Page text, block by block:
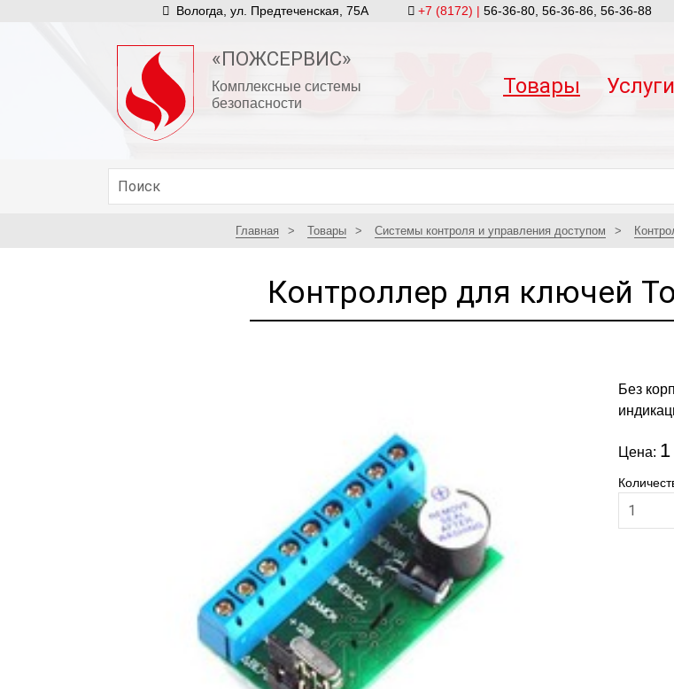
Вологда, ул. Предтеченская, 75А +7 (8172) | 56-36-80, 56-36-86, 56-36-88
«ПОЖСЕРВИС»
Комплексные системы
безопасности
Товары Услуги
Главная Товары Системы контроля и управления доступом
Контроллер для ключей
Без
Цена: